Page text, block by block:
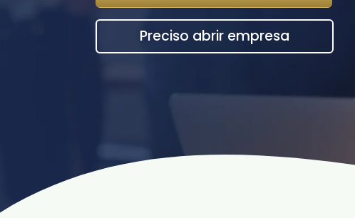
Preciso abrir empresa